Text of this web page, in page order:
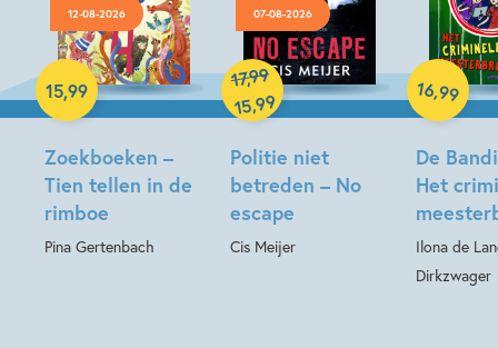
12-08-2026
Zoekboeken –
Tien tellen in de
rimboe
Pina Gertenbach
15,99
Hardcover
07-08-2026
Politie niet
betreden – No
escape
Cis Meijer
17,99
15,99
Hardcover
De
Het
Ilona de
Dirkzwager
16,99
Hardcover